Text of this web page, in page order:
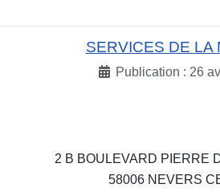
SERVICES DE LA
Publication : 26
2 B BOULEVARD PIERRE
58006 NEVERS